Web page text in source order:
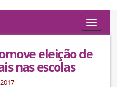
Toggle
eleição de
nas escolas